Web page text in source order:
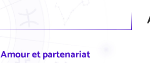
Amour et partenariat